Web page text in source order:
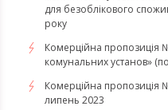
для безоблікового
року
​​​​​​​Комерційна
комунальних установ»
Комерційна пропозиція
липень 2023